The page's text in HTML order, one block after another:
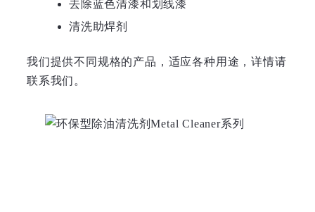
去除蓝色清漆和划线漆
清洗助焊剂
我们提供不同规格的产品，适应各种用途，详情请
联系我们。